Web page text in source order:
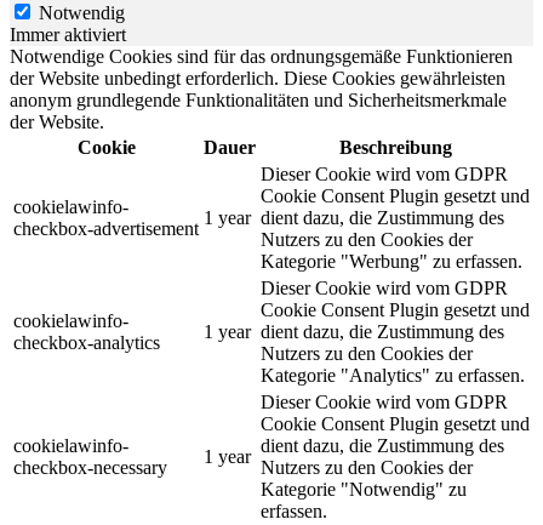
Notwendig
Immer aktiviert
Notwendige Cookies sind für das ordnungsgemäße Funktionieren
der Website unbedingt erforderlich. Diese Cookies gewährleisten
anonym grundlegende Funktionalitäten und Sicherheitsmerkmale
der Website.
Cookie
Dauer Beschreibung
cookielawinfo-
checkbox-advertisement
1 year
Dieser Cookie wird vom GDPR
Cookie Consent Plugin gesetzt und
dient dazu, die Zustimmung des
Nutzers zu den Cookies der
Kategorie "Werbung" zu erfassen.
cookielawinfo-
checkbox-analytics
1 year
Dieser Cookie wird vom GDPR
Cookie Consent Plugin gesetzt und
dient dazu, die Zustimmung des
Nutzers zu den Cookies der
Kategorie "Analytics" zu erfassen.
cookielawinfo-
checkbox-necessary
1 year
Dieser Cookie wird vom GDPR
Cookie Consent Plugin gesetzt und
dient dazu, die Zustimmung des
Nutzers zu den Cookies der
Kategorie "Notwendig" zu
erfassen.